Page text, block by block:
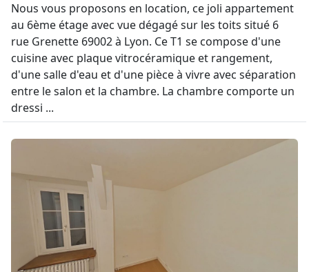
Nous vous proposons en location, ce joli appartement
au 6ème étage avec vue dégagé sur les toits situé 6
rue Grenette 69002 à Lyon. Ce T1 se compose d'une
cuisine avec plaque vitrocéramique et rangement,
d'une salle d'eau et d'une pièce à vivre avec séparation
entre le salon et la chambre. La chambre comporte un
dressi ...